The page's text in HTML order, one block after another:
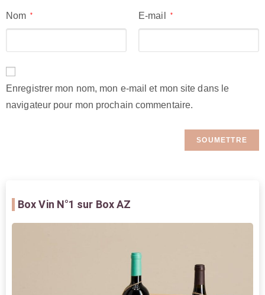
Nom * E-mail *
Enregistrer mon nom, mon e-mail et mon site dans le
navigateur pour mon prochain commentaire.
Box Vin N°1 sur Box AZ